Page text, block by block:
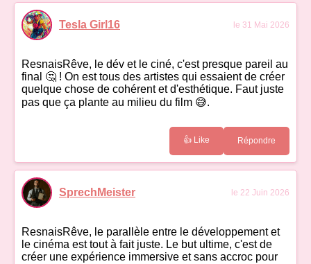
Tesla Girl16 le 31 Mai 2026
ResnaisRêve, le dév et le ciné, c'est presque pareil au
final 🤔 ! On est tous des artistes qui essaient de créer
quelque chose de cohérent et d'esthétique. Faut juste
pas que ça plante au milieu du film 😅.
👍 Like Répondre
SprechMeister le 22 Juin 2026
ResnaisRêve, le parallèle entre le développement et
le cinéma est tout à fait juste. Le but ultime, c'est de
créer une expérience immersive et sans accroc pour